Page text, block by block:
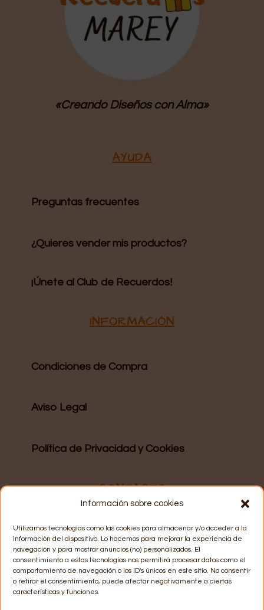
Información sobre cookies
Utilizamos tecnologías como las cookies para almacenar y/o acceder a la
información del dispositivo. Lo hacemos para mejorar la experiencia de
navegación y para mostrar anuncios (no) personalizados. El
consentimiento a estas tecnologías nos permitirá procesar datos como el
comportamiento de navegación o los ID's únicos en este sitio. No consentir
o retirar el consentimiento, puede afectar negativamente a ciertas
características y funciones.
«Creando Diseños con Alma»
AYUDA
Preguntas frecuentes
¿Quieres vender mis productos?
¡Únete al Club de Recuerdos!
INFORMACIÓN
Condiciones de Compra
Aviso Legal
Política de Privacidad y Cookies
CONTACTO
WhatsApp: 628 15 57 06
Email: info@recuerdosmarey.com
Horario de atención